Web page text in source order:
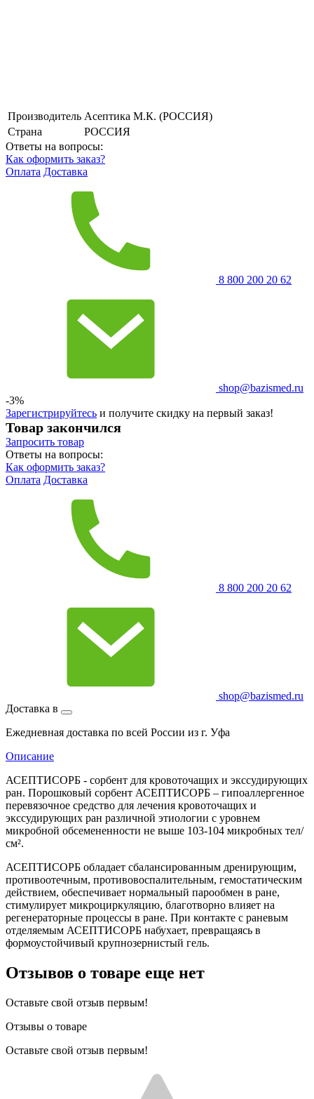
Производитель Асептика М.К. (РОССИЯ)
Страна
РОССИЯ
Ответы на вопросы:
Как оформить заказ?
Оплата Доставка
8 800 200 20 62
shop@bazismed.ru
-3%
Зарегистрируйтесь и получите скидку на первый заказ!
Товар закончился
Запросить товар
Ответы на вопросы:
Как оформить заказ?
Оплата Доставка
8 800 200 20 62
shop@bazismed.ru
Доставка в
Ежедневная доставка по всей России из г. Уфа
Описание
АСЕПТИСОРБ - сорбент для кровоточащих и экссудирующих
ран. Порошковый сорбент АСЕПТИСОРБ – гипоаллергенное
перевязочное средство для лечения кровоточащих и
экссудирующих ран различной этиологии с уровнем
микробной обсемененности не выше 103-104 микробных тел/
см².
АСЕПТИСОРБ обладает сбалансированным дренирующим,
противоотечным, противовоспалительным, гемостатическим
действием, обеспечивает нормальный парообмен в ране,
стимулирует микроциркуляцию, благотворно влияет на
регенераторные процессы в ране. При контакте с раневым
отделяемым АСЕПТИСОРБ набухает, превращаясь в
формоустойчивый крупнозернистый гель.
Отзывов о товаре еще нет
Оставьте свой отзыв первым!
Отзывы о товаре
Оставьте свой отзыв первым!